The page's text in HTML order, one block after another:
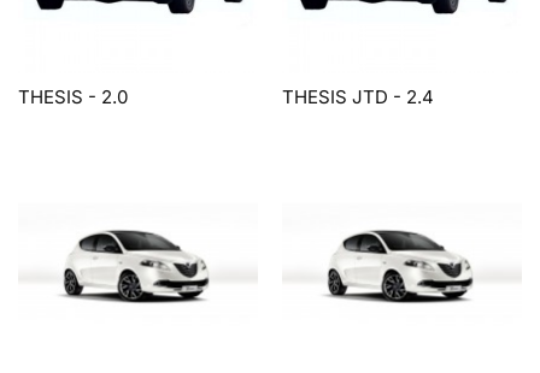
THESIS - 2.0 THESIS JTD - 2.4